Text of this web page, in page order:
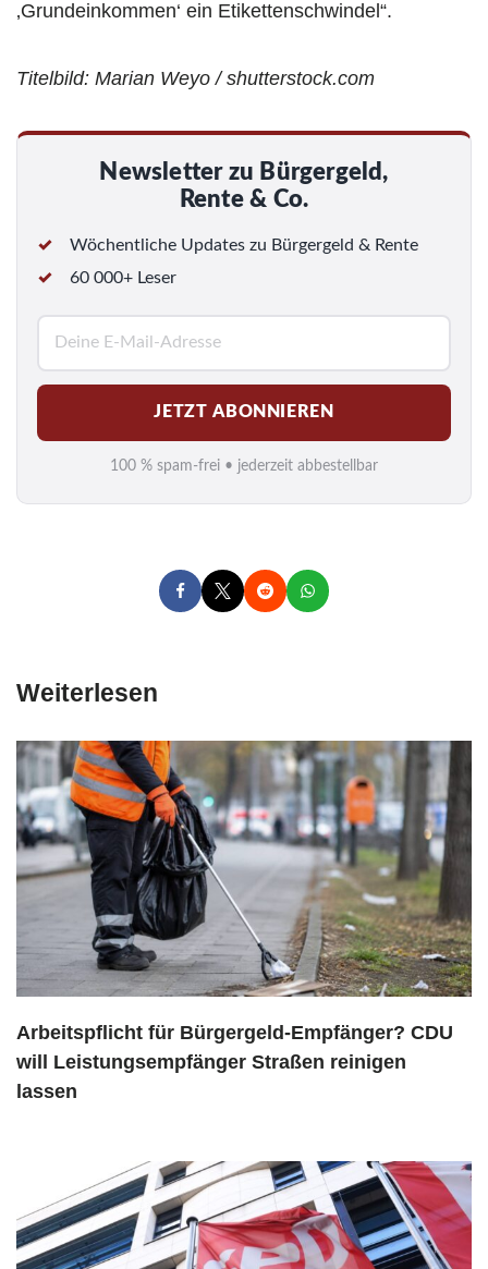
‚Grundeinkommen‘ ein Etikettenschwindel“.
Titelbild: Marian Weyo / shutterstock.com
Newsletter zu Bürgergeld,
Rente & Co.
Wöchentliche Updates zu Bürgergeld & Rente
60 000+ Leser
M
a
i
l
*
JETZT ABONNIEREN
100 % spam-frei • jederzeit abbestellbar
Weiterlesen
Arbeitspflicht für Bürgergeld-Empfänger? CDU
will Leistungsempfänger Straßen reinigen
lassen